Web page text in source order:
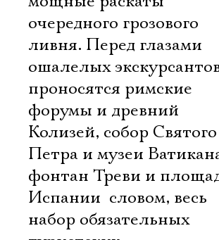
очередного грозового
ливня. Перед глазами
ошалелых
проносятся римские
форумы и древний
Колизей, собор Святого
Петра и музеи
фонтан Треви и
Испании  словом, весь
набор обязательных